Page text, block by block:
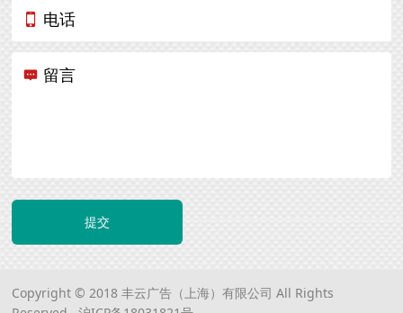
电话
留言
提交
Copyright © 2018 丰云广告（上海）有限公司 All Rights